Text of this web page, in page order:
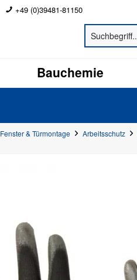
+49 (0)39481-81150
Bauchemie
Fenster & Türmontage Arbeitsschutz